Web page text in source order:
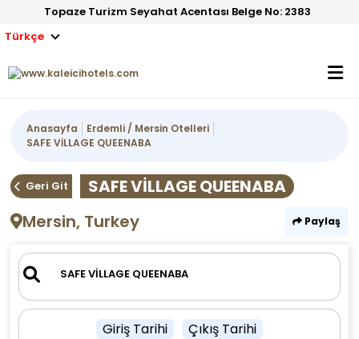
Topaze Turizm Seyahat Acentası Belge No: 2383
Türkçe
Anasayfa
Erdemli / Mersin Otelleri
SAFE VİLLAGE QUEENABA
Geri Git
SAFE VİLLAGE QUEENABA
Mersin, Turkey
Paylaş
Giriş Tarihi Çıkış Tarihi